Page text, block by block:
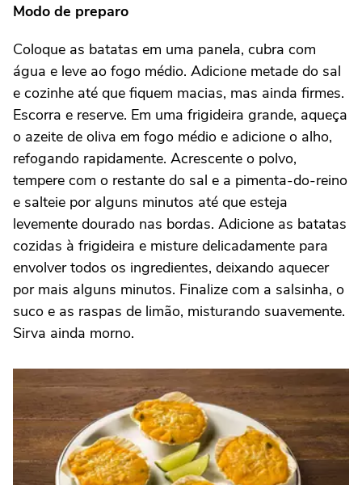
Modo de preparo
Coloque as batatas em uma panela, cubra com
água e leve ao fogo médio. Adicione metade do sal
e cozinhe até que fiquem macias, mas ainda firmes.
Escorra e reserve. Em uma frigideira grande, aqueça
o azeite de oliva em fogo médio e adicione o alho,
refogando rapidamente. Acrescente o polvo,
tempere com o restante do sal e a pimenta-do-reino
e salteie por alguns minutos até que esteja
levemente dourado nas bordas. Adicione as batatas
cozidas à frigideira e misture delicadamente para
envolver todos os ingredientes, deixando aquecer
por mais alguns minutos. Finalize com a salsinha, o
suco e as raspas de limão, misturando suavemente.
Sirva ainda morno.